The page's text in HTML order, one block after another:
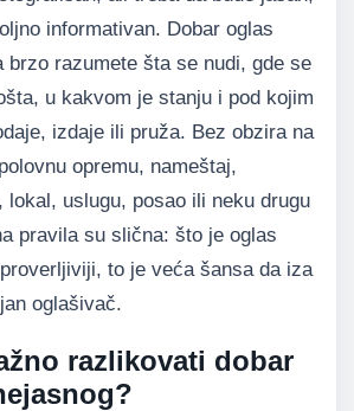
informativan. Dobar oglas
brzo razumete šta se nudi, gde se
u kakvom je stanju i pod kojim
izdaje ili pruža. Bez obzira na
opremu, nameštaj,
lokal, uslugu, posao ili neku drugu
pravila su slična: što je oglas
to je veća šansa da iza
oglašivač.
razlikovati dobar